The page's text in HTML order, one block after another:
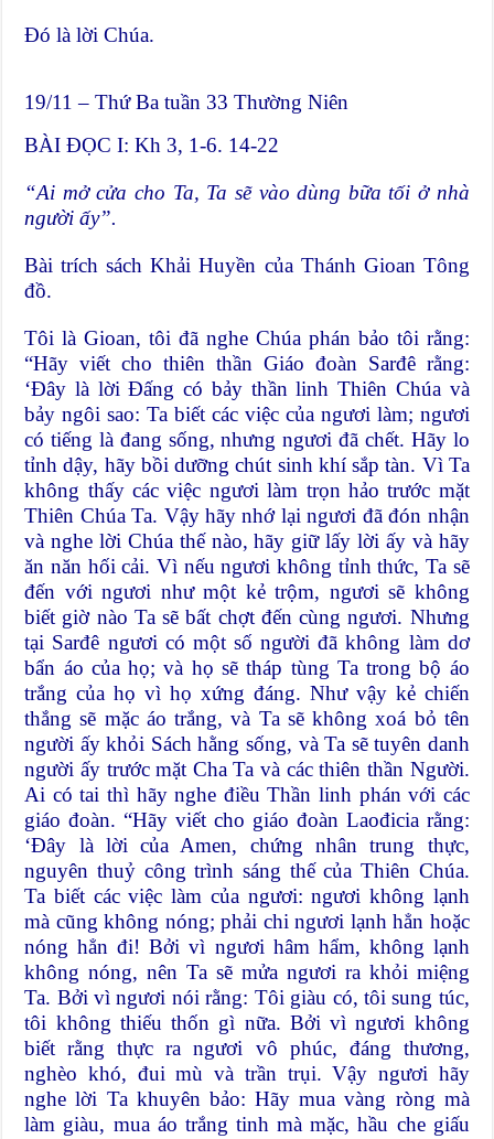
Ðó là lời Chúa.
19/11 – Thứ Ba tuần 33 Thường Niên
BÀI ĐỌC I: Kh 3, 1-6. 14-22
“Ai mở cửa cho Ta, Ta sẽ vào dùng bữa tối ở nhà
người ấy”.
Bài trích sách Khải Huyền của Thánh Gioan Tông
đồ.
Tôi là Gioan, tôi đã nghe Chúa phán bảo tôi rằng:
“Hãy viết cho thiên thần Giáo đoàn Sarđê rằng:
‘Ðây là lời Ðấng có bảy thần linh Thiên Chúa và
bảy ngôi sao: Ta biết các việc của ngươi làm; ngươi
có tiếng là đang sống, nhưng ngươi đã chết. Hãy lo
tỉnh dậy, hãy bồi dưỡng chút sinh khí sắp tàn. Vì Ta
không thấy các việc ngươi làm trọn hảo trước mặt
Thiên Chúa Ta. Vậy hãy nhớ lại ngươi đã đón nhận
và nghe lời Chúa thế nào, hãy giữ lấy lời ấy và hãy
ăn năn hối cải. Vì nếu ngươi không tỉnh thức, Ta sẽ
đến với ngươi như một kẻ trộm, ngươi sẽ không
biết giờ nào Ta sẽ bất chợt đến cùng ngươi. Nhưng
tại Sarđê ngươi có một số người đã không làm dơ
bẩn áo của họ; và họ sẽ tháp tùng Ta trong bộ áo
trắng của họ vì họ xứng đáng. Như vậy kẻ chiến
thắng sẽ mặc áo trắng, và Ta sẽ không xoá bỏ tên
người ấy khỏi Sách hằng sống, và Ta sẽ tuyên danh
người ấy trước mặt Cha Ta và các thiên thần Người.
Ai có tai thì hãy nghe điều Thần linh phán với các
giáo đoàn. “Hãy viết cho giáo đoàn Laođicia rằng:
‘Ðây là lời của Amen, chứng nhân trung thực,
nguyên thuỷ công trình sáng thế của Thiên Chúa.
Ta biết các việc làm của ngươi: ngươi không lạnh
mà cũng không nóng; phải chi ngươi lạnh hẳn hoặc
nóng hẳn đi! Bởi vì ngươi hâm hẩm, không lạnh
không nóng, nên Ta sẽ mửa ngươi ra khỏi miệng
Ta. Bởi vì ngươi nói rằng: Tôi giàu có, tôi sung túc,
tôi không thiếu thốn gì nữa. Bởi vì ngươi không
biết rằng thực ra ngươi vô phúc, đáng thương,
nghèo khó, đui mù và trần trụi. Vậy ngươi hãy
nghe lời Ta khuyên bảo: Hãy mua vàng ròng mà
làm giàu, mua áo trắng tinh mà mặc, hầu che giấu